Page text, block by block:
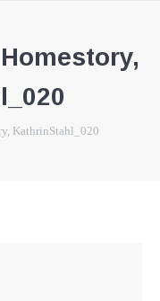
KathrinStahl_020